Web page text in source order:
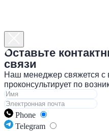
Оставьте
связи
Наш менеджер свяжется с
проконсультирует по
Phone
Telegram